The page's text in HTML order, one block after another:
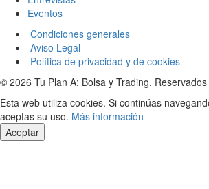
Eventos
Condiciones generales
Aviso Legal
Política de privacidad y de cookies
© 2026 Tu Plan A: Bolsa y Trading.
Esta web utiliza cookies. Si continúas
aceptas su uso. Más información
Aceptar